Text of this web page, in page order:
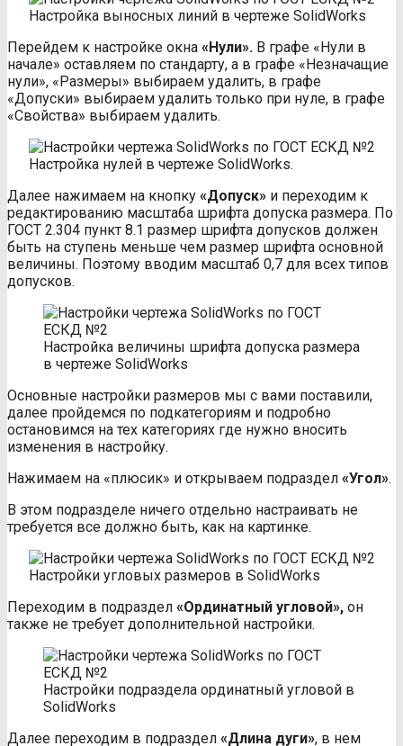
Настройка выносных линий в чертеже SolidWorks
Перейдем к настройке окна «Нули». В графе «Нули в
начале» оставляем по стандарту, а в графе «Незначащие
нули», «Размеры» выбираем удалить, в графе
«Допуски» выбираем удалить только при нуле, в графе
«Свойства» выбираем удалить.
Настройка нулей в чертеже SolidWorks.
Далее нажимаем на кнопку «Допуск» и переходим к
редактированию масштаба шрифта допуска размера. По
ГОСТ 2.304 пункт 8.1 размер шрифта допусков должен
быть на ступень меньше чем размер шрифта основной
величины. Поэтому вводим масштаб 0,7 для всех типов
допусков.
Настройка величины шрифта допуска размера
в чертеже SolidWorks
Основные настройки размеров мы с вами поставили,
далее пройдемся по подкатегориям и подробно
остановимся на тех категориях где нужно вносить
изменения в настройку.
Нажимаем на «плюсик» и открываем подраздел «Угол».
В этом подразделе ничего отдельно настраивать не
требуется все должно быть, как на картинке.
Настройки угловых размеров в SolidWorks
Переходим в подраздел «Ординатный угловой», он
также не требует дополнительной настройки.
Настройки подраздела ординатный угловой в
SolidWorks
Далее переходим в подраздел «Длина дуги», в нем